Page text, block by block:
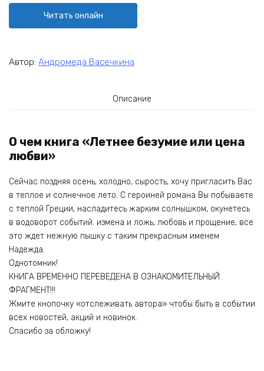
Читать онлайн
Автор: Андромеда Васечкина
Описание
О чем книга «Летнее безумие или цена
любви»
Сейчас поздняя осень, холодно, сырость, хочу пригласить Вас
в теплое и солнечное лето. С героиней романа Вы побываете
с теплой Греции, насладитесь жарким солнышком, окунетесь
в водоворот событий. измена и ложь, любовь и прощение, все
это ждет нежную пышку с таким прекрасным именем
Надежда.
Однотомник!
КНИГА ВРЕМЕННО ПЕРЕВЕДЕНА В ОЗНАКОМИТЕЛЬНЫЙ
ФРАГМЕНТ!!!
Жмите кнопочку «отслеживать автора» чтобы быть в событии
всех новостей, акций и новинок.
Спасибо за обложку!